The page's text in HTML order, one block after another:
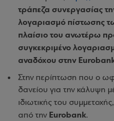
τράπεζα συνεργασίας
λογαριασμό πίστωσης
πλαίσιο του ανωτέρω
συγκεκριμένο
αναδόχου στην
Στην περίπτωση που ο
δανείου για την κάλυψη
ιδιωτικής του
από την Eurobank.